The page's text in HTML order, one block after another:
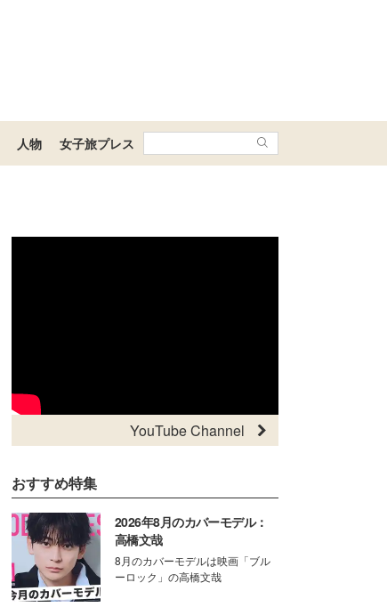
人物 女子旅プレス
YouTube Channel
おすすめ特集
2026年8月のカバーモデル：
高橋文哉
8月のカバーモデルは映画「ブル
ーロック」の高橋文哉